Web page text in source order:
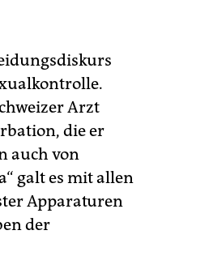
Arzt
die er
auch von
galt es mit allen
Apparaturen
der